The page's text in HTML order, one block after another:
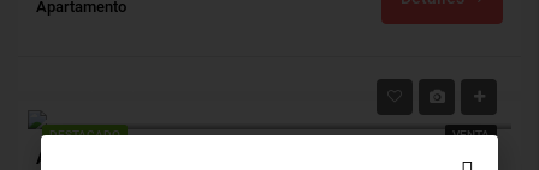
Apartamento
DESTACADO VENTA
Apartamento Venta, El Prado, Barranquilla (26371)